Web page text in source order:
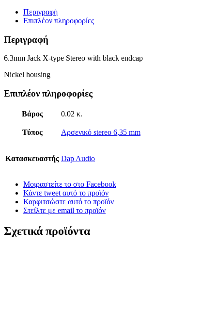
Περιγραφή
Επιπλέον πληροφορίες
Περιγραφή
6.3mm Jack X-type Stereo with black endcap
Nickel housing
Επιπλέον πληροφορίες
Βάρος 0.02 κ.
Τύπος Αρσενικό stereo 6,35 mm
Κατασκευαστής Dap Audio
Μοιραστείτε το στο Facebook
Κάντε tweet αυτό το προϊόν
Καρφιτσώστε αυτό το προϊόν
Στείλτε με email το προϊόν
Σχετικά προϊόντα